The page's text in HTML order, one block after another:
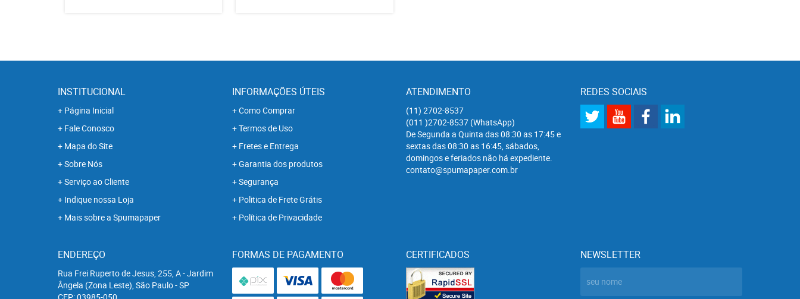
INSTITUCIONAL
Página Inicial
Fale Conosco
Mapa do Site
Sobre Nós
Serviço ao Cliente
Indique nossa Loja
Mais sobre a Spumapaper
INFORMAÇÕES ÚTEIS
Como Comprar
Termos de Uso
Fretes e Entrega
Garantia dos produtos
Segurança
Politica de Frete Grátis
Política de Privacidade
ATENDIMENTO
(11) 2702-8537
(011 )2702-8537 (WhatsApp)
De Segunda a Quinta das 08:30 as 17:45 e
sextas das 08:30 as 16:45, sábados,
domingos e feriados não há expediente.
contato@spumapaper.com.br
REDES SOCIAIS
ENDEREÇO
Rua Frei Ruperto de Jesus, 255, A-Jardim
Ângela (Zona Leste), São Paulo-SP
FORMAS DE PAGAMENTO CERTIFICADOS NEWSLETTER